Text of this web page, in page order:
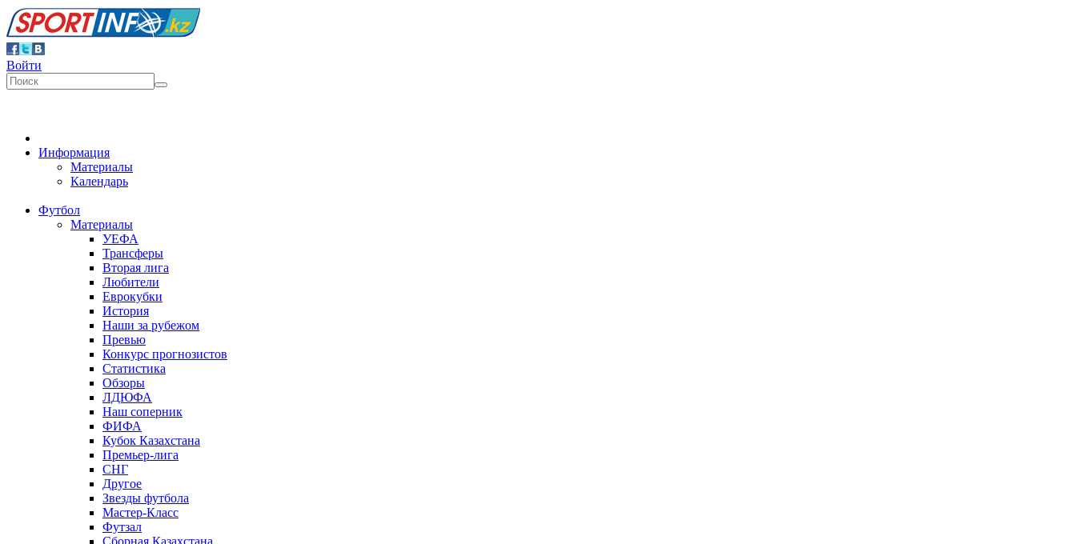
Войти
Информация
Материалы
Календарь
Футбол
Материалы
УЕФА
Трансферы
Вторая лига
Любители
Еврокубки
История
Наши за рубежом
Превью
Конкурс прогнозистов
Статистика
Обзоры
ЛДЮФА
Наш соперник
ФИФА
Кубок Казахстана
Премьер-лига
СНГ
Другое
Звезды футбола
Мастер-Класс
Футзал
Сборная Казахстана